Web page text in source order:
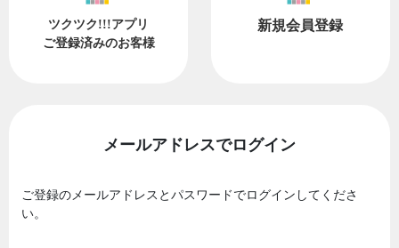
ツクツク!!!アプリ
ご登録済みのお客様
新規会員登録
メールアドレスでログイン
ご登録のメールアドレスとパスワードでログインしてくださ
い。